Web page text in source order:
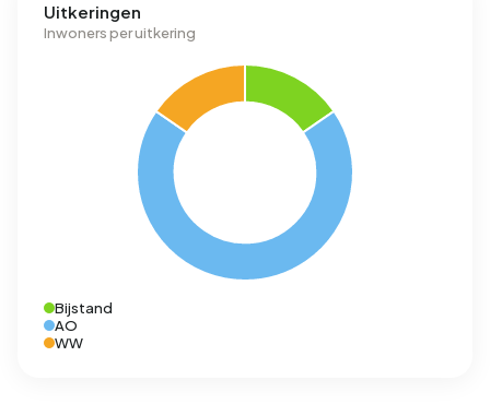
Uitkeringen
Inwoners per uitkering
Bijstand
AO
WW